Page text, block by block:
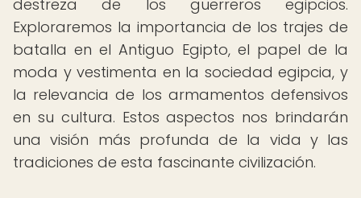
destreza de los guerreros egipcios.
Exploraremos la importancia de los trajes de
batalla en el Antiguo Egipto, el papel de la
moda y vestimenta en la sociedad egipcia, y
la relevancia de los armamentos defensivos
en su cultura. Estos aspectos nos brindarán
una visión más profunda de la vida y las
tradiciones de esta fascinante civilización.